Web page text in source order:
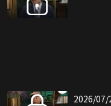
2026/07/